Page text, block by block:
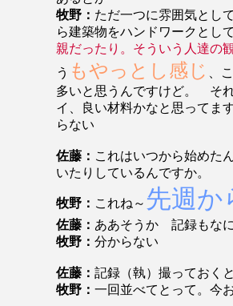
牧野： ただ一つに雰囲気とし
ら建築物をハンドワークとし
親だったり。そういう人達の
う もやっとし感じ
、
多いと思うんですけど。 そ
イ、良い材料かなと思ってま
らない
佐藤： これはいつから始めた
いたりしているんですか。
牧野： これね～ 先週か
佐藤： ああそうか 記録もな
牧野： 分からない
佐藤： 記録（執）撮っておく
牧野： 一回並べてとって。今